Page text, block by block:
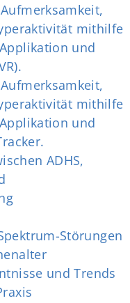
mithilfe
und
mithilfe
und
ADHS,
Störungen
und Trends